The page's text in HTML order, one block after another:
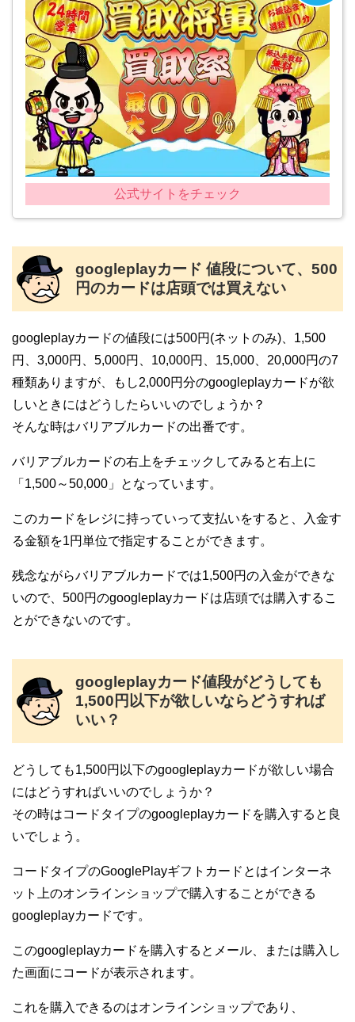
公式サイトをチェック
googleplayカード 値段について、500
円のカードは店頭では買えない
googleplayカードの値段には500円(ネットのみ)、1,500
円、3,000円、5,000円、10,000円、15,000、20,000円の7
種類ありますが、もし2,000円分のgoogleplayカードが欲
しいときにはどうしたらいいのでしょうか？
そんな時はバリアブルカードの出番です。
バリアブルカードの右上をチェックしてみると右上に
「1,500～50,000」となっています。
このカードをレジに持っていって支払いをすると、入金す
る金額を1円単位で指定することができます。
残念ながらバリアブルカードでは1,500円の入金ができな
いので、500円のgoogleplayカードは店頭では購入するこ
とができないのです。
googleplayカード値段がどうしても
1,500円以下が欲しいならどうすれば
いい？
どうしても1,500円以下のgoogleplayカードが欲しい場合
にはどうすればいいのでしょうか？
その時はコードタイプのgoogleplayカードを購入すると良
いでしょう。
コードタイプのGooglePlayギフトカードとはインターネ
ット上のオンラインショップで購入することができる
googleplayカードです。
このgoogleplayカードを購入するとメール、または購入し
た画面にコードが表示されます。
これを購入できるのはオンラインショップであり、